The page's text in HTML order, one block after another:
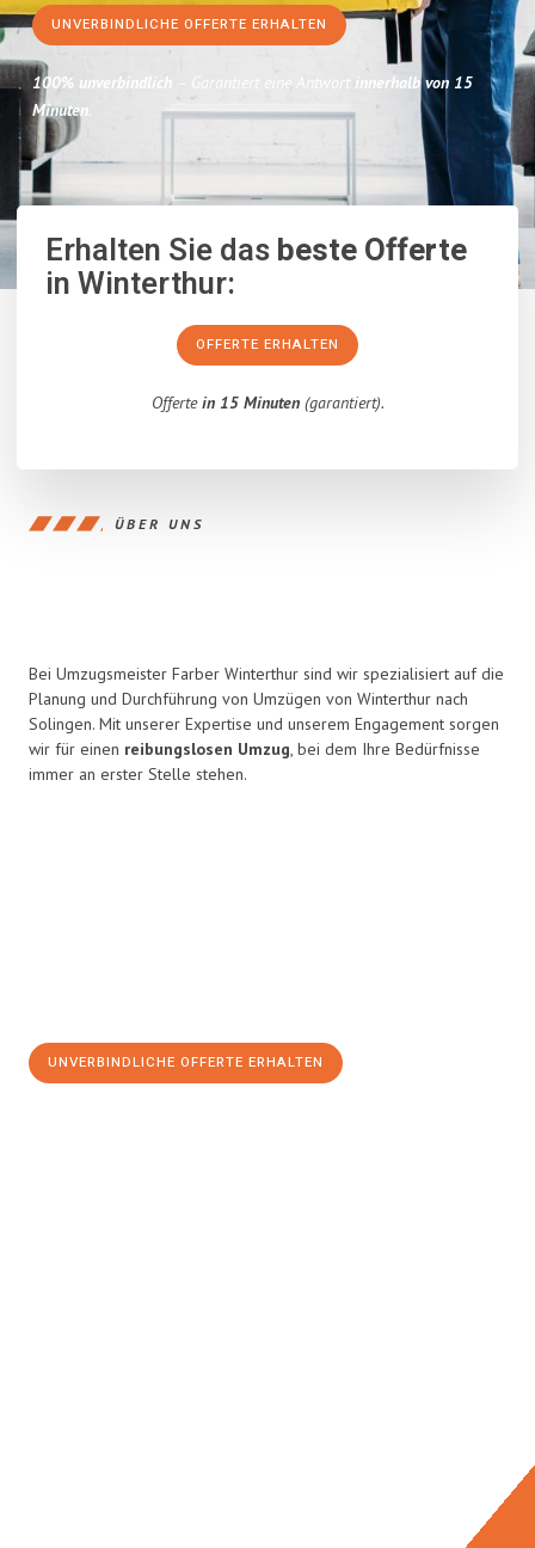
UNVERBINDLICHE OFFERTE ERHALTEN
100% unverbindlich – Garantiert eine Antwort innerhalb von 15
Minuten.
Erhalten Sie dasbeste Offerte
in Winterthur:
OFFERTE ERHALTEN
Offertein 15 Minuten(garantiert).
ÜBER UNS
Bei Umzugsmeister Farber Winterthur sind wir spezialisiert auf die
Planung und Durchführung von Umzügen von Winterthur nach
Solingen. Mit unserer Expertise und unserem Engagement sorgen
wir für einen reibungslosen Umzug, bei dem Ihre Bedürfnisse
immer an erster Stelle stehen.
UNVERBINDLICHE OFFERTE ERHALTEN